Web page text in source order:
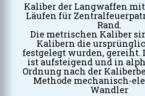
Kaliber der Langwaffen
Läufen für
Rand.
Die metrischen Kaliber
Kalibern die
festgelegt wurden, gereiht.
ist aufsteigend und in
Ordnung nach der
Methode mechanisch-
Wandler